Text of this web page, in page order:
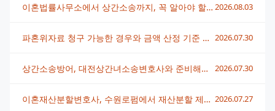
이혼법률사무소에서 상간소송까지, 꼭 알아야 할 대응 전략 2026.08.03
파혼위자료 청구 가능한 경우와 금액 산정 기준 총정리 2026.07.30
상간소송방어, 대전상간녀소송변호사와 준비해야 할 것들 2026.07.30
이혼재산분할변호사, 수원로펌에서 재산분할 제대로 받는 법 2026.07.27